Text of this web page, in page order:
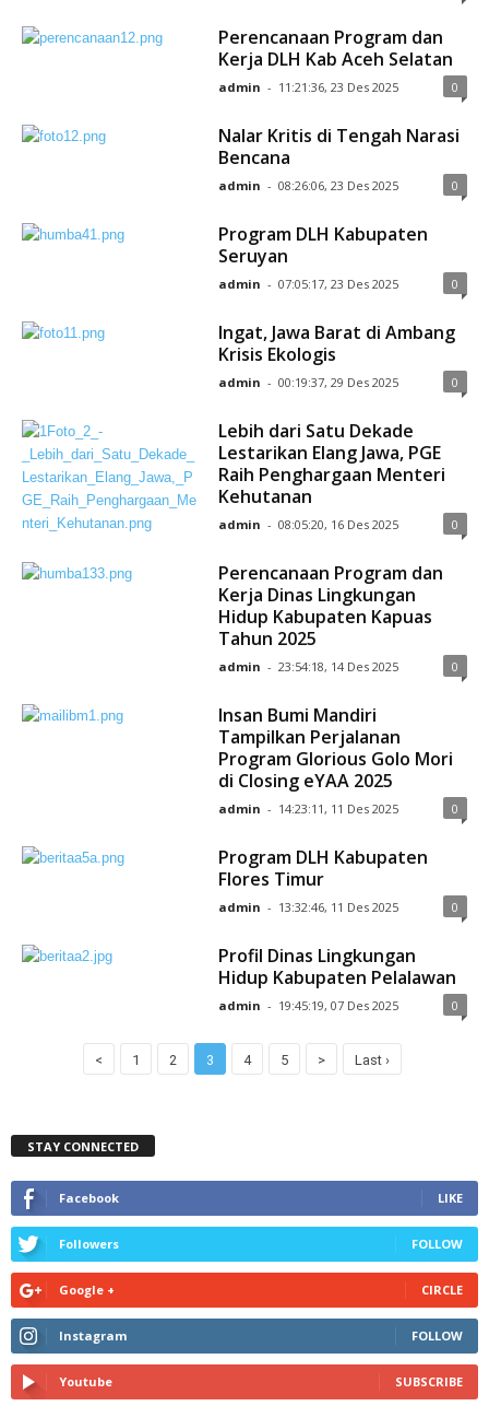
Perencanaan Program dan
Kerja DLH Kab Aceh Selatan
admin - 11:21:36, 23 Des 2025 0
Nalar Kritis di Tengah Narasi
Bencana
admin - 08:26:06, 23 Des 2025 0
Program DLH Kabupaten
Seruyan
admin - 07:05:17, 23 Des 2025 0
Ingat, Jawa Barat di Ambang
Krisis Ekologis
admin - 00:19:37, 29 Des 2025 0
Lebih dari Satu Dekade
Lestarikan Elang Jawa, PGE
Raih Penghargaan Menteri
Kehutanan
admin - 08:05:20, 16 Des 2025 0
Perencanaan Program dan
Kerja Dinas Lingkungan
Hidup Kabupaten Kapuas
Tahun 2025
admin - 23:54:18, 14 Des 2025 0
Insan Bumi Mandiri
Tampilkan Perjalanan
Program Glorious Golo Mori
di Closing eYAA 2025
admin - 14:23:11, 11 Des 2025 0
Program DLH Kabupaten
Flores Timur
admin - 13:32:46, 11 Des 2025 0
Profil Dinas Lingkungan
Hidup Kabupaten Pelalawan
admin - 19:45:19, 07 Des 2025 0
< 1 2 3 4 5 > Last ›
STAY CONNECTED
Facebook LIKE
Followers FOLLOW
Google + CIRCLE
Instagram FOLLOW
Youtube SUBSCRIBE